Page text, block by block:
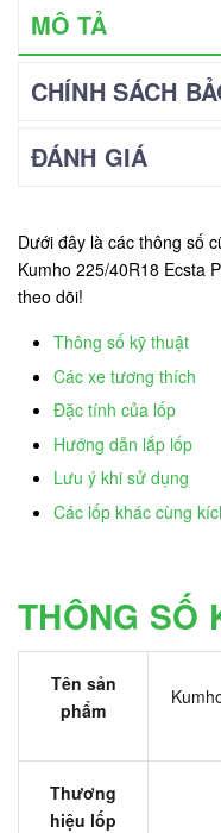
MÔ TẢ
CHÍNH SÁCH
ĐÁNH GIÁ
Dưới đây là các thông số
Kumho 225/40R18 Ecsta
theo dõi!
Thông số kỹ thuật
Các xe tương thích
Đặc tính của lốp
Hướng dẫn lắp lốp
Lưu ý khi sử dụng
Các lốp khác cùng
THÔNG SỐ
Tên sản
phẩm
Thương
hiệu lốp